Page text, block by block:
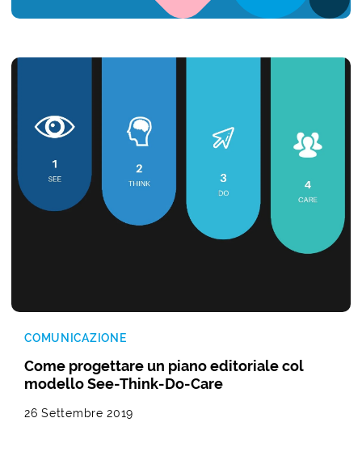
COMUNICAZIONE
Come progettare un piano editoriale col
modello See-Think-Do-Care
26 Settembre 2019